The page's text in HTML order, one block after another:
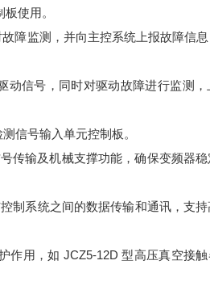
使用。
障监测，并向主控系统上报故障信
动信号，同时对驱动故障进行监测，
信号输入单元控制板。
传输及机械支撑功能，确保变频器
制系统之间的数据传输和通讯，支
作用，如 JCZ5-12D 型高压真空接